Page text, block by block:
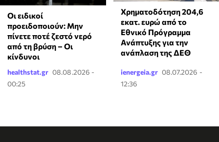
Οι ειδικοί
προειδοποιούν: Μην
πίνετε ποτέ ζεστό νερό
από τη βρύση – Οι
κίνδυνοι
healthstat.gr 08.08.2026 -
00:25
Χρηματοδότηση 204,6
εκατ. ευρώ από το
Εθνικό Πρόγραμμα
Ανάπτυξης για την
ανάπλαση της ΔΕΘ
ienergeia.gr 08.07.2026 -
12:36